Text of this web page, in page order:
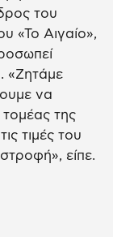
του
«Το Αιγαίο»,
«Ζητάμε
να
της
τιμές του
είπε.